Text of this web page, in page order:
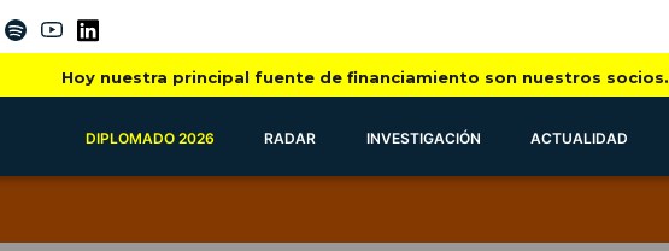
Hoy nuestra principal fuente de financiamiento son nuestros socios.
DIPLOMADO 2026 RADAR INVESTIGACIÓN ACTUALIDAD